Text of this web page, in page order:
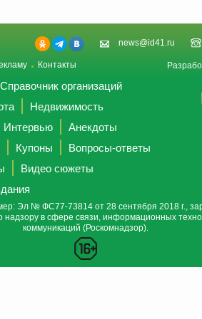
news@id41.ru
Контакты
Справочник организаций
Недвижимость
Интервью
Анекдоты
Купоны
Вопросы-ответы
Видео сюжеты
Эл № ФС77-73814 от 28 сентября 2018 г.,
в сфере связи, информационных
коммуникаций (Роскомнадзор).